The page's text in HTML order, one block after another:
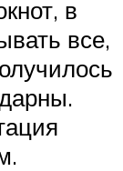
в
все,